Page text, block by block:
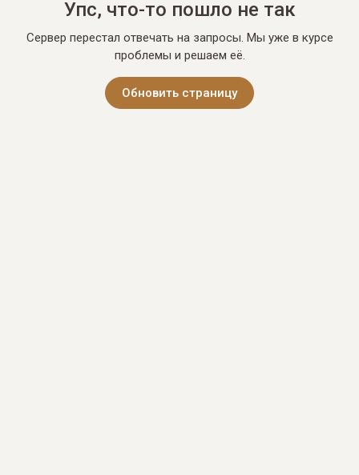
Упс, что-то пошло не так
Сервер перестал отвечать на запросы. Мы уже в курсе
проблемы и решаем её.
Обновить страницу